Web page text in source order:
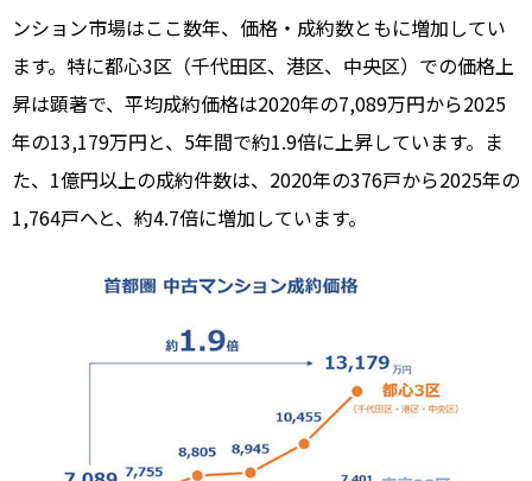
ンション市場はここ数年、価格・成約数ともに増加してい
ます。特に都心3区（千代田区、港区、中央区）での価格上
昇は顕著で、平均成約価格は2020年の7,089万円から2025
年の13,179万円と、5年間で約1.9倍に上昇しています。ま
た、1億円以上の成約件数は、2020年の376戸から2025年の
1,764戸へと、約4.7倍に増加しています。